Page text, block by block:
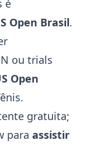
é
Open Brasil.
ou trials
Open
.
gratuita;
para assistir